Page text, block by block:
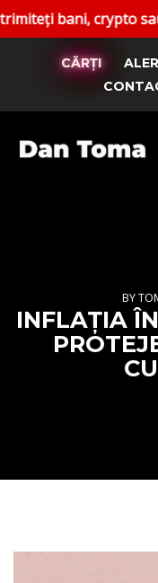
crypto sau
CĂRȚI
BY
INFLAȚIA